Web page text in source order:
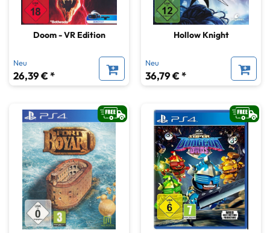
Doom - VR Edition
Neu
26,39 € *
Hollow Knight
Neu
36,79 € *